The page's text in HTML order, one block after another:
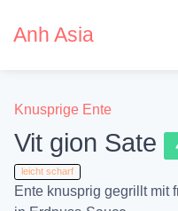
Anh Asia
Knusprige Ente
Vit gion Sate
leicht scharf
Ente knusprig gegrillt mit